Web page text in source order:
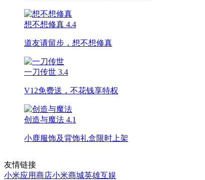
想不想修真 4.4
道友请留步，想不想修真
一刀传世 3.4
V12免费送，不花钱享特权
创造与魔法 4.1
小鹿服饰及背饰礼盒限时上架
友情链接
小米应用商店小米商城英雄互娱